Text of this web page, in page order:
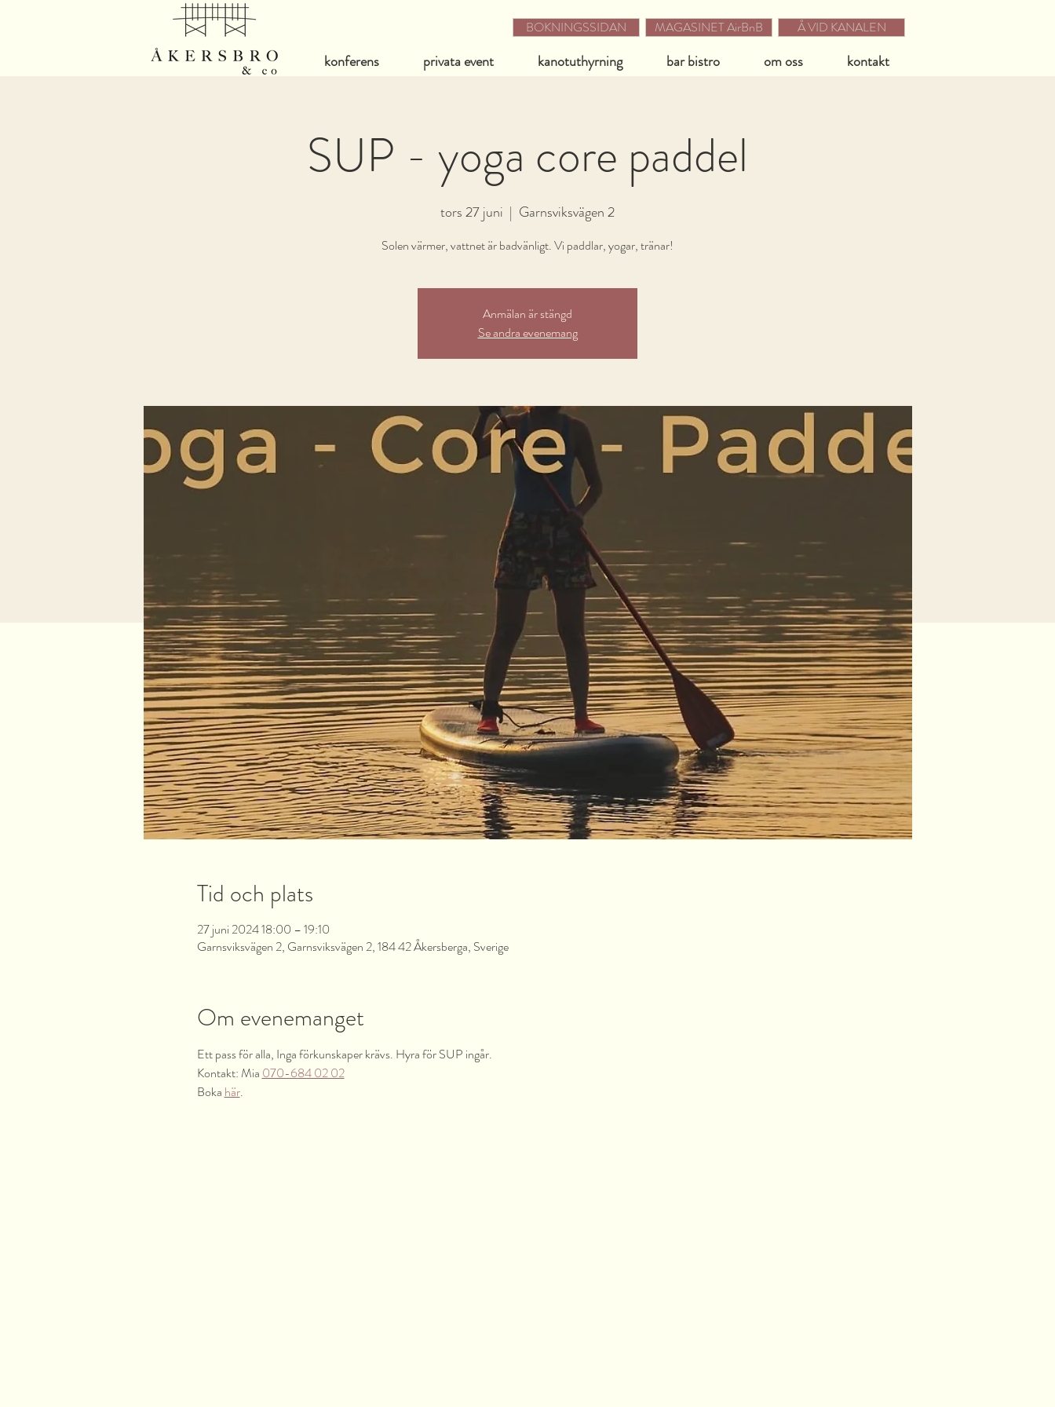
Å VID KANALEN
BOKNINGSSIDAN MAGASINET AirBnB
konferens privata event kanotuthyrning bar bistro om oss kontakt
SUP - yoga core paddel
tors 27 juni
  |
Garnsviksvägen 2
Solen värmer, vattnet är badvänligt. Vi paddlar, yogar, tränar!
Anmälan är stängd
Se andra evenemang
Tid och plats
27 juni 2024 18:00 – 19:10
Garnsviksvägen 2, Garnsviksvägen 2, 184 42 Åkersberga, Sverige
Om evenemanget
Ett pass för alla, Inga förkunskaper krävs. Hyra för SUP ingår.
Kontakt: Mia 070-684 02 02
Boka här.